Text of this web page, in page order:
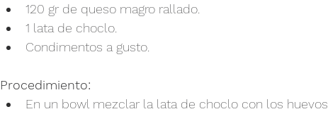
120 gr de queso magro rallado.
1 lata de choclo.
Condimentos a gusto.
Procedimiento:
En un bowl mezclar la lata de choclo con los huevos.